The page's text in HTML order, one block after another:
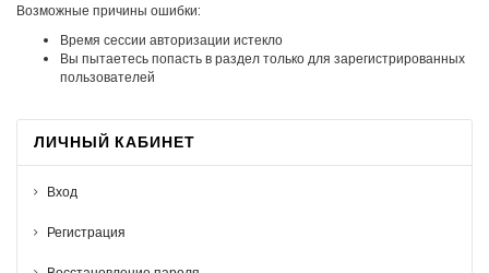
Возможные причины ошибки:
Время сессии авторизации истекло
Вы пытаетесь попасть в раздел только для зарегистрированных
пользователей
ЛИЧНЫЙ КАБИНЕТ
Вход
Регистрация